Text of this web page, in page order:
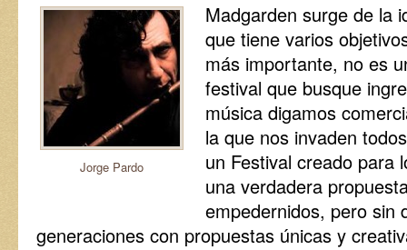
Jorge Pardo
Madgarden surge de la
que tiene varios
más importante, no es
festival que busque
música digamos
la que nos invaden
un Festival creado para
una verdadera
empedernidos, pero sin
generaciones con propuestas únicas y